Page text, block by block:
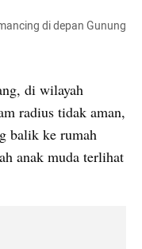
di depan Gunung
di wilayah
radius tidak aman,
balik ke rumah
anak muda terlihat